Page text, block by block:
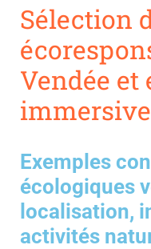
Sélection
Vendée et
Exemples
écologiques
localisation,
activités